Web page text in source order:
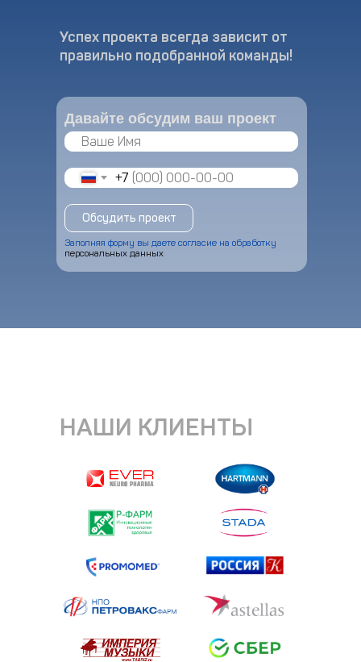
Успех проекта всегда зависит от
правильно подобранной команды!
Заполняя форму вы даете согласие на обработку
персональных данных
Давайте обсудим ваш проект
+7
Обсудить проект
НАШИ КЛИЕНТЫ